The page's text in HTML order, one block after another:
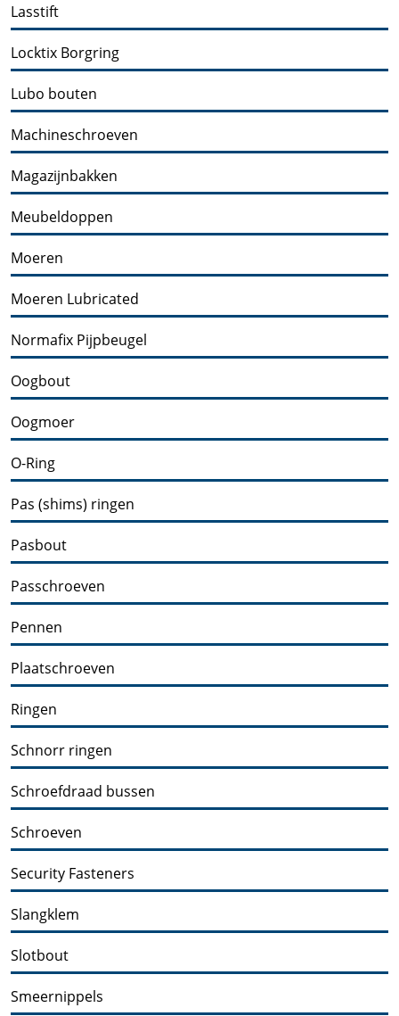
Lasstift
Locktix Borgring
Lubo bouten
Machineschroeven
Magazijnbakken
Meubeldoppen
Moeren
Moeren Lubricated
Normafix Pijpbeugel
Oogbout
Oogmoer
O-Ring
Pas (shims) ringen
Pasbout
Passchroeven
Pennen
Plaatschroeven
Ringen
Schnorr ringen
Schroefdraad bussen
Schroeven
Security Fasteners
Slangklem
Slotbout
Smeernippels